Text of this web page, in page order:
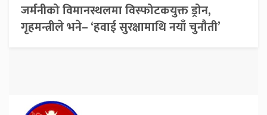
जर्मनीको विमानस्थलमा विस्फोटकयुक्त ड्रोन,
गृहमन्त्रीले भने– ‘हवाई सुरक्षामाथि नयाँ चुनौती’